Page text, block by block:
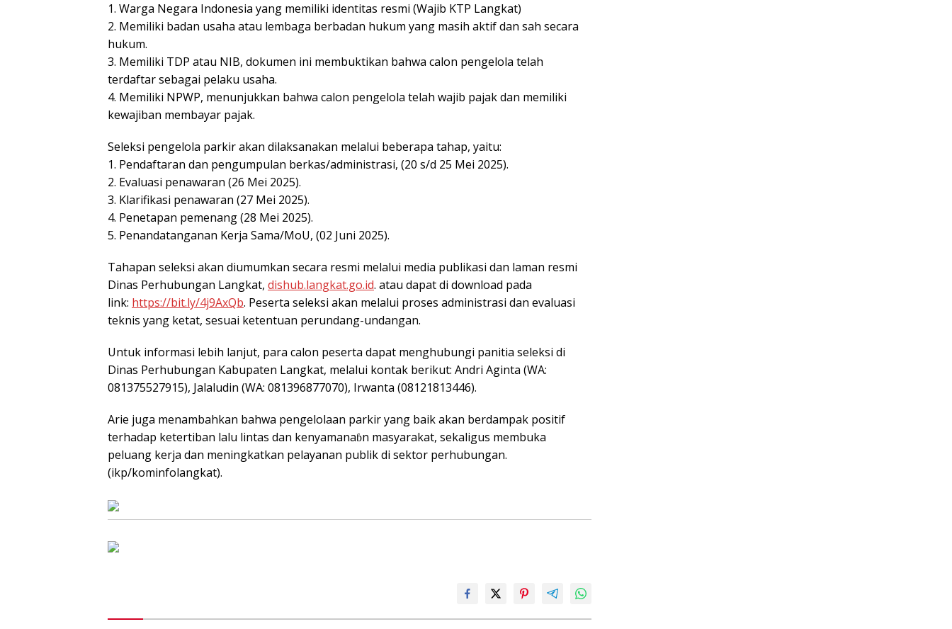
1. Warga Negara Indonesia yang memiliki identitas resmi (Wajib KTP Langkat)
2. Memiliki badan usaha atau lembaga berbadan hukum yang masih aktif dan sah secara
hukum.
3. Memiliki TDP atau NIB, dokumen ini membuktikan bahwa calon pengelola telah
terdaftar sebagai pelaku usaha.
4. Memiliki NPWP, menunjukkan bahwa calon pengelola telah wajib pajak dan memiliki
kewajiban membayar pajak.
Seleksi pengelola parkir akan dilaksanakan melalui beberapa tahap, yaitu:
1. Pendaftaran dan pengumpulan berkas/administrasi, (20 s/d 25 Mei 2025).
2. Evaluasi penawaran (26 Mei 2025).
3. Klarifikasi penawaran (27 Mei 2025).
4. Penetapan pemenang (28 Mei 2025).
5. Penandatanganan Kerja Sama/MoU, (02 Juni 2025).
Tahapan seleksi akan diumumkan secara resmi melalui media publikasi dan laman resmi
Dinas Perhubungan Langkat, dishub.langkat.go.id. atau dapat di download pada
link: https://bit.ly/4j9AxQb. Peserta seleksi akan melalui proses administrasi dan evaluasi
teknis yang ketat, sesuai ketentuan perundang-undangan.
Untuk informasi lebih lanjut, para calon peserta dapat menghubungi panitia seleksi di
Dinas Perhubungan Kabupaten Langkat, melalui kontak berikut: Andri Aginta (WA:
081375527915), Jalaludin (WA: 081396877070), Irwanta (08121813446).
Arie juga menambahkan bahwa pengelolaan parkir yang baik akan berdampak positif
terhadap ketertiban lalu lintas dan kenyamanaɓn masyarakat, sekaligus membuka
peluang kerja dan meningkatkan pelayanan publik di sektor perhubungan.
(ikp/kominfolangkat).